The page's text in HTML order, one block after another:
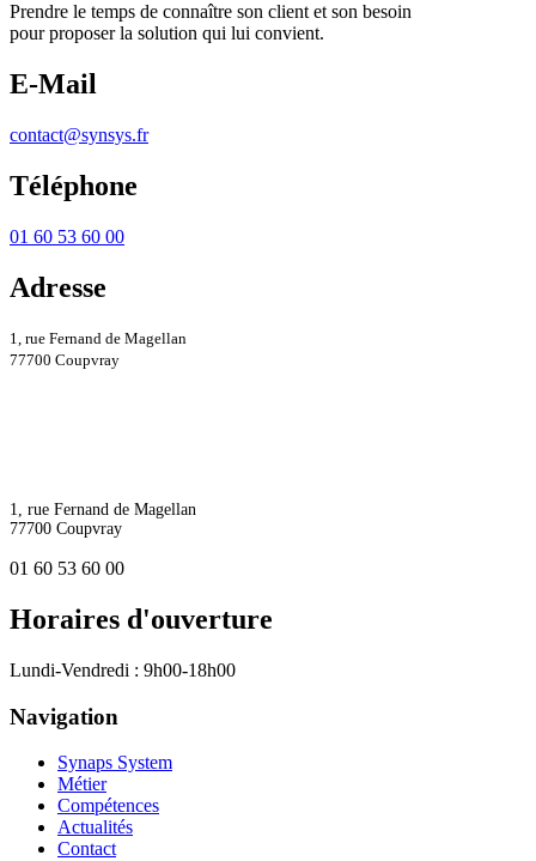
Prendre le temps de connaître son client et son besoin
pour proposer la solution qui lui convient.
E-Mail
contact@synsys.fr
Téléphone
01 60 53 60 00
Adresse
1, rue Fernand de Magellan
77700 Coupvray
1, rue Fernand de Magellan
77700 Coupvray
01 60 53 60 00
Horaires d'ouverture
Lundi-Vendredi : 9h00-18h00
Navigation
Synaps System
Métier
Compétences
Actualités
Contact